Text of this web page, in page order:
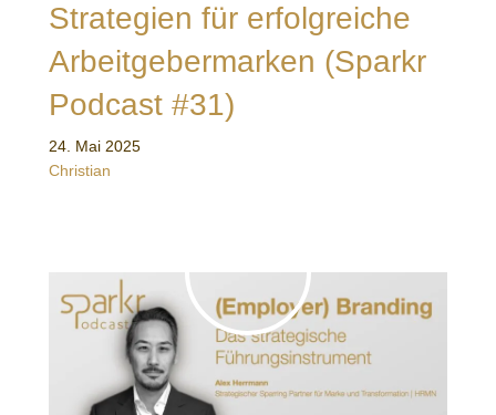
Strategien für erfolgreiche
Arbeitgebermarken (Sparkr
Podcast #31)
24. Mai 2025
Christian